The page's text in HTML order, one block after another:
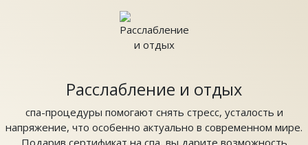
Расслабление и отдых
спа-процедуры помогают снять стресс, усталость и
напряжение, что особенно актуально в современном мире.
Подарив сертификат на спа, вы дарите возможность